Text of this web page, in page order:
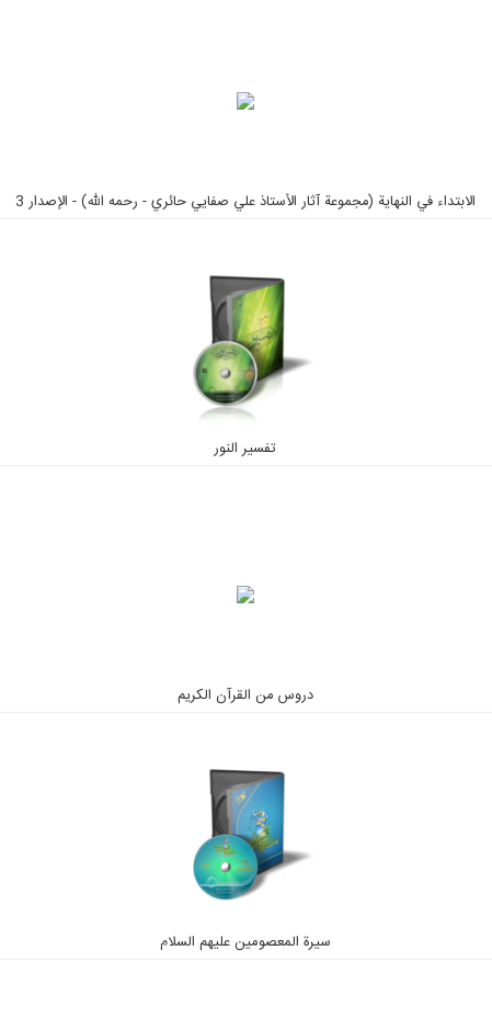
الابتداء في النهاية (مجموعة آثار الأستاذ علي صفايي حائري - رحمه الله) - الإصدار 3
تفسیر النور
دروس من القرآن الكريم
سيرة المعصومين عليهم السلام